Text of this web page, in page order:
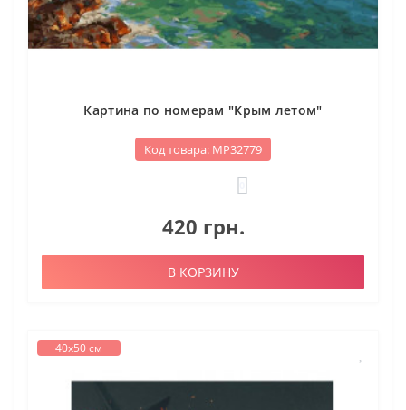
Картина по номерам "Крым летом"
Код товара: МР32779
420 грн.
В КОРЗИНУ
40х50 см